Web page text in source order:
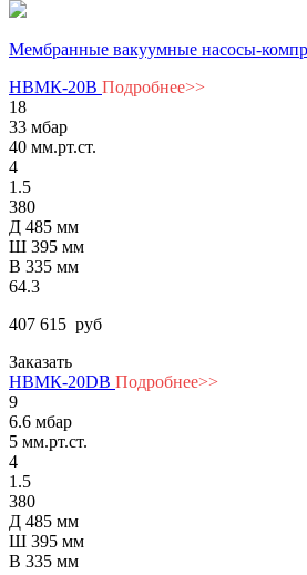
Мембранные вакуумные насосы-
НВМК-20В Подробнее>>
18
33 мбар
40 мм.рт.ст.
4
1.5
380
Д 485 мм
Ш 395 мм
В 335 мм
64.3
407 615 руб
Заказать
НВМК-20DВ Подробнее>>
9
6.6 мбар
5 мм.рт.ст.
4
1.5
380
Д 485 мм
Ш 395 мм
В 335 мм